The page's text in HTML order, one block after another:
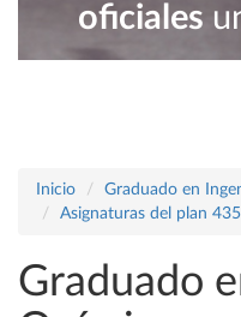
oficiales
Inicio
Graduado en
Asignaturas del plan 435
Graduado